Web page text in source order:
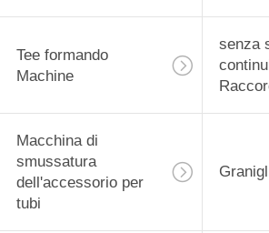
Curvatubi
Tee formando
Machine
senza
Macchina di
smussatura
dell'accessorio per
tubi